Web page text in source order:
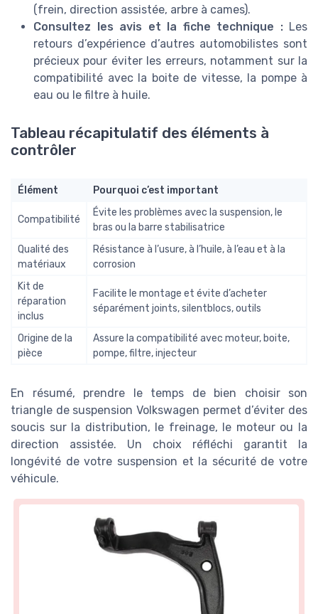
(frein, direction assistée, arbre à cames).
Consultez les avis et la fiche technique :Les
retours d’expérience d’autres automobilistes sont
précieux pour éviter les erreurs, notamment sur la
compatibilité avec la boite de vitesse, la pompe à
eau ou le filtre à huile.
Tableau récapitulatif des éléments à
contrôler
Élément Pourquoi c’est important
Compatibilité
Évite les problèmes avec la suspension, le
bras ou la barre stabilisatrice
Qualité des
matériaux
Résistance à l’usure, à l’huile, à l’eau et à la
corrosion
Kit de
réparation
inclus
Facilite le montage et évite d’acheter
séparément joints, silentblocs, outils
Origine de la
pièce
Assure la compatibilité avec moteur, boite,
pompe, filtre, injecteur
En résumé, prendre le temps de bien choisir son
triangle de suspension Volkswagen permet d’éviter des
soucis sur la distribution, le freinage, le moteur ou la
direction assistée. Un choix réfléchi garantit la
longévité de votre suspension et la sécurité de votre
véhicule.